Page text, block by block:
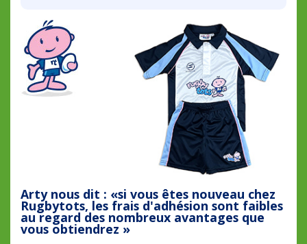
Arty nous dit : «si vous êtes nouveau chez
Rugbytots, les frais d'adhésion sont faibles
au regard des nombreux avantages que
vous obtiendrez »